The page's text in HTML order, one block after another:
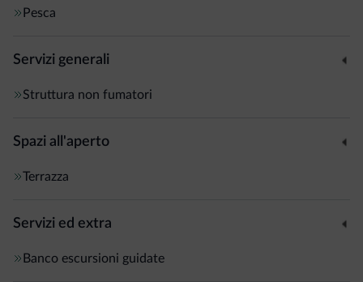
Pesca
Servizi generali
Struttura non fumatori
Spazi all'aperto
Terrazza
Servizi ed extra
Banco escursioni guidate